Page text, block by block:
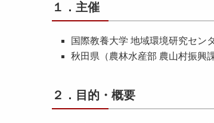
１．主催
国際教養大学 地域環境研究セン
秋田県（農林水産部 農山村振興課
２．目的・概要